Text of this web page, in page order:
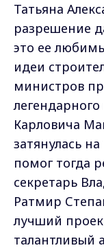
Татьяна
разрешение
это ее
идеи
министров
Карловича
затянулась
помог тогда
секретарь
Ратмир
лучший
талантливый